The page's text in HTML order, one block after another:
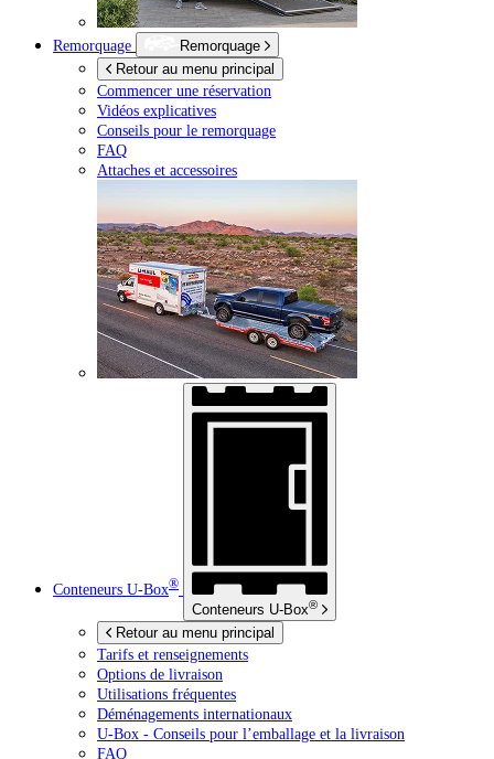
Remorquage
Remorquage
Retour au menu principal
Commencer une réservation
Vidéos explicatives
Conseils pour le remorquage
FAQ
Attaches et accessoires
Conteneurs U-Box®
Conteneurs U-Box®
Retour au menu principal
Tarifs et renseignements
Options de livraison
Utilisations fréquentes
Déménagements internationaux
U-Box - Conseils pour l’emballage et la livraison
FAQ